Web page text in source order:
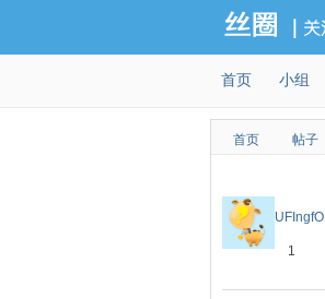
首页 小组
首页 帖子
1